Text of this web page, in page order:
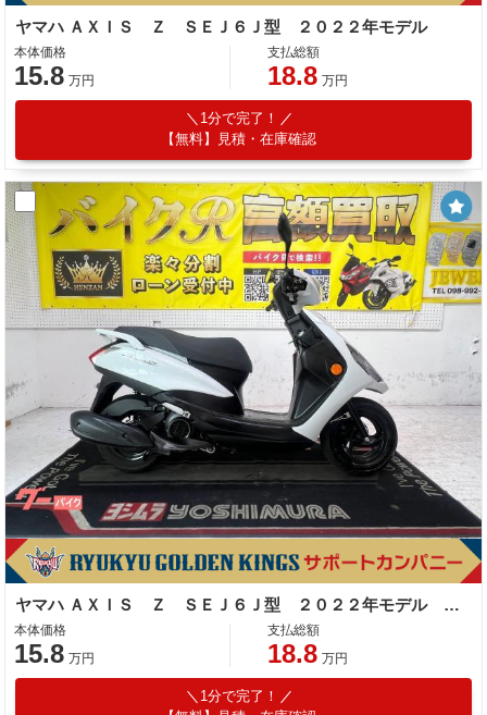
ヤマハ ＡＸＩＳ Ｚ ＳＥＪ６Ｊ型 ２０２２年モデル
本体価格
15.8 万円
支払総額
18.8 万円
1分で完了！
【無料】見積・在庫確認
ヤマハ ＡＸＩＳ Ｚ ＳＥＪ６Ｊ型 ２０２２年モデル スペアキー ノーマル車
本体価格
15.8 万円
支払総額
18.8 万円
1分で完了！